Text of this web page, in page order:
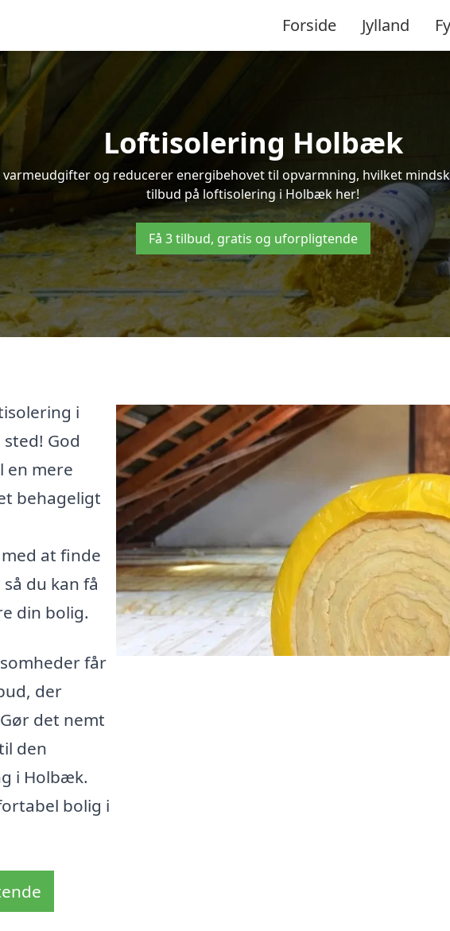
Forside Jylland
Loftisolering Holbæk
og reducerer energibehovet til opvarmning, hvilket
tilbud på loftisolering i Holbæk her!
Få 3 tilbud, gratis og uforpligtende
i
God
en mere
behageligt
at finde
du kan få
din bolig.
får
der
det nemt
den
i Holbæk.
bolig i